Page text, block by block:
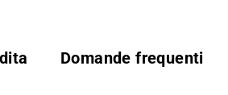
Domande frequenti